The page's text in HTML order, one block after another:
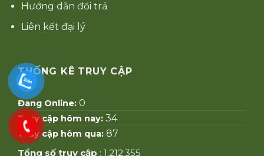
Hướng dẫn đổi trả
Liên kết đại lý
THỐNG KÊ TRUY CẬP
Đang Online: 0
Truy cập hôm nay: 34
Truy cập hôm qua: 87
Tổng số truy cập : 1.212.355